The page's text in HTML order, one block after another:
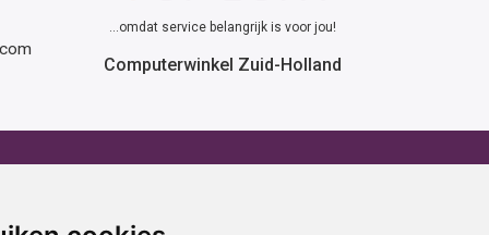
...omdat service belangrijk is voor jou!
Computerwinkel Zuid-Holland
huren